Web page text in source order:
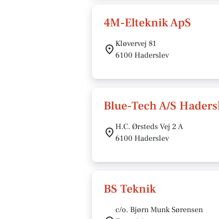
4M-Elteknik ApS
Kløvervej 81
6100 Haderslev
Blue-Tech A/S
H.C. Ørsteds Vej 2 A
6100 Haderslev
BS Teknik
c/o. Bjørn Munk Sørensen